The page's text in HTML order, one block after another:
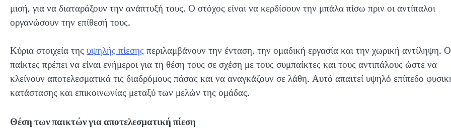
μισή, για να διαταράξουν την ανάπτυξή τους. Ο στόχος είναι να κερδίσουν την μπάλα πίσω πριν οι αντίπαλοι
οργανώσουν την επίθεσή τους.
Κύρια στοιχεία της υψηλής πίεσης περιλαμβάνουν την ένταση, την ομαδική εργασία και την χωρική αντίληψη.
παίκτες πρέπει να είναι ενήμεροι για τη θέση τους σε σχέση με τους συμπαίκτες και τους αντιπάλους ώστε να
κλείνουν αποτελεσματικά τις διαδρόμους πάσας και να αναγκάζουν σε λάθη. Αυτό απαιτεί υψηλό επίπεδο
κατάστασης και επικοινωνίας μεταξύ των μελών της ομάδας.
Θέση των παικτών για αποτελεσματική πίεση